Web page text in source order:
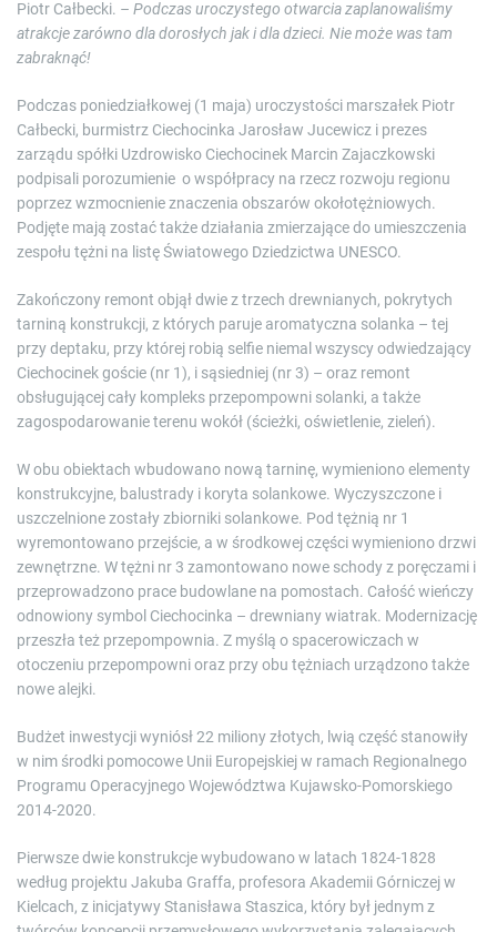
Piotr Całbecki. – Podczas uroczystego otwarcia zaplanowaliśmy
atrakcje zarówno dla dorosłych jak i dla dzieci. Nie może was tam
zabraknąć!
Podczas poniedziałkowej (1 maja) uroczystości marszałek Piotr
Całbecki, burmistrz Ciechocinka Jarosław Jucewicz i prezes
zarządu spółki Uzdrowisko Ciechocinek Marcin Zajaczkowski
podpisali porozumienie o współpracy na rzecz rozwoju regionu
poprzez wzmocnienie znaczenia obszarów okołotężniowych.
Podjęte mają zostać także działania zmierzające do umieszczenia
zespołu tężni na listę Światowego Dziedzictwa UNESCO.
Zakończony remont objął dwie z trzech drewnianych, pokrytych
tarniną konstrukcji, z których paruje aromatyczna solanka – tej
przy deptaku, przy której robią selfie niemal wszyscy odwiedzający
Ciechocinek goście (nr 1), i sąsiedniej (nr 3) – oraz remont
obsługującej cały kompleks przepompowni solanki, a także
zagospodarowanie terenu wokół (ścieżki, oświetlenie, zieleń).
W obu obiektach wbudowano nową tarninę, wymieniono elementy
konstrukcyjne, balustrady i koryta solankowe. Wyczyszczone i
uszczelnione zostały zbiorniki solankowe. Pod tężnią nr 1
wyremontowano przejście, a w środkowej części wymieniono drzwi
zewnętrzne. W tężni nr 3 zamontowano nowe schody z poręczami i
przeprowadzono prace budowlane na pomostach. Całość wieńczy
odnowiony symbol Ciechocinka – drewniany wiatrak. Modernizację
przeszła też przepompownia. Z myślą o spacerowiczach w
otoczeniu przepompowni oraz przy obu tężniach urządzono także
nowe alejki.
Budżet inwestycji wyniósł 22 miliony złotych, lwią część stanowiły
w nim środki pomocowe Unii Europejskiej w ramach Regionalnego
Programu Operacyjnego Województwa Kujawsko-Pomorskiego
2014-2020.
Pierwsze dwie konstrukcje wybudowano w latach 1824-1828
według projektu Jakuba Graffa, profesora Akademii Górniczej w
Kielcach, z inicjatywy Stanisława Staszica, który był jednym z